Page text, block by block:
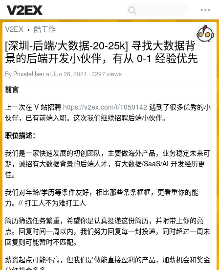
V2EX › 酷工作
[深圳-后端/大数据-20-25k] 寻找大数据背
景的后端开发小伙伴，有从 0-1 经验优先
By PrivateUserat Jun 26, 2024 · 3297 views
前言
上一次在 V 站招聘 https://v2ex.com/t/1050142 遇到了很多优秀的小
伙伴，已有前端入职。这次我们继续招聘后端小伙伴。
职位描述：
我们是一家快速发展的初创团队，主要做海外产品，业务稳定未来可
期，诚招有大数据背景的后端人才，有大数据/SaaS/AI 开发经历更
佳。
我们对年龄/学历等条件友好，相比那些条条框框，更看重你的能
力。// 打工人不为难打工人
简历筛选任务繁重，希望你是认真投递这份简历，并附带上你的亮
点。回复时间一周以内，我们努力回复每一封投递，同时超过一周未
回复则可能暂时不匹配。
薪资起点可能不高，但我们是做能直接盈利的产品，加薪机会和奖金